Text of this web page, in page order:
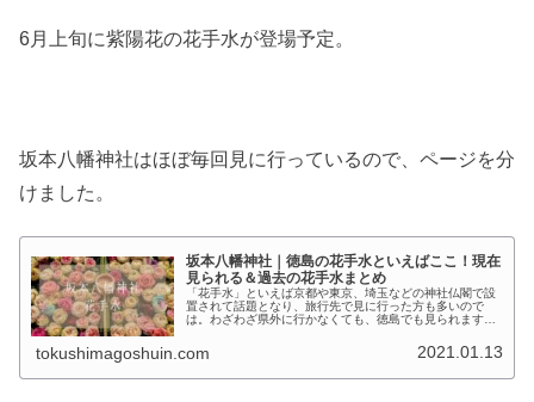
6月上旬に紫陽花の花手水が登場予定。
坂本八幡神社はほぼ毎回見に行っているので、ページを分
けました。
坂本八幡神社｜徳島の花手水といえばここ！現在
見られる＆過去の花手水まとめ
「花手水」といえば京都や東京、埼玉などの神社仏閣で設
置されて話題となり、旅行先で見に行った方も多いので
は。わざわざ県外に行かなくても、徳島でも見られます
の一覧と、過去の花手水の写真もご紹介します。
tokushimagoshuin.com 2021.01.13